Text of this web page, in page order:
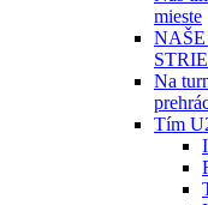
mieste
Na
Tím